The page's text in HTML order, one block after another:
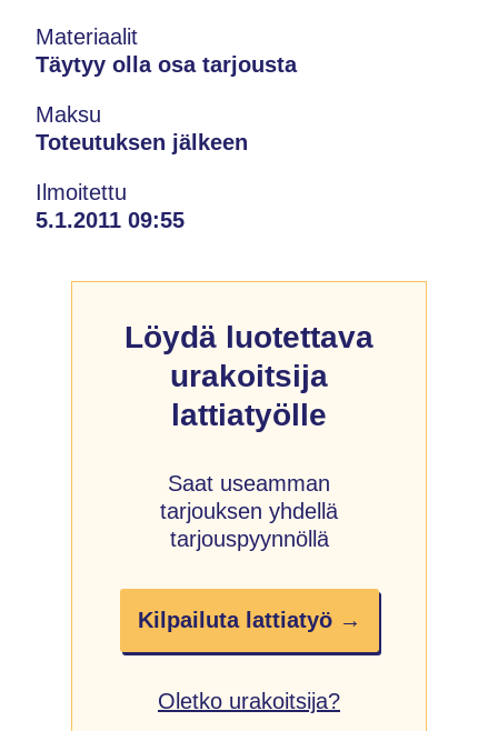
Materiaalit
Täytyy olla osa tarjousta
Maksu
Toteutuksen jälkeen
Ilmoitettu
5.1.2011 09:55
Löydä luotettava
urakoitsija
lattiatyölle
Saat useamman
tarjouksen yhdellä
tarjouspyynnöllä
Kilpailuta lattiatyö →
Oletko urakoitsija?